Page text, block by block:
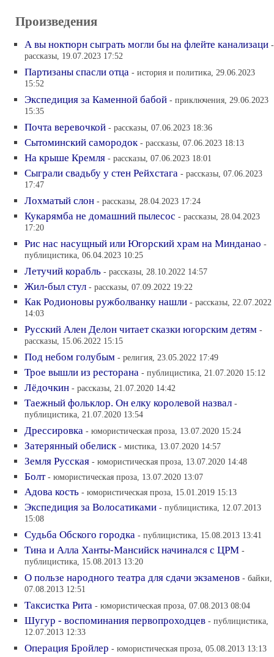
Произведения
А вы ноктюрн сыграть могли бы на флейте канализаци -
рассказы, 19.07.2023 17:52
Партизаны спасли отца - история и политика, 29.06.2023
15:52
Экспедиция за Каменной бабой - приключения, 29.06.2023
15:35
Почта веревочкой - рассказы, 07.06.2023 18:36
Сытоминский самородок - рассказы, 07.06.2023 18:13
На крыше Кремля - рассказы, 07.06.2023 18:01
Сыграли свадьбу у стен Рейхстага - рассказы, 07.06.2023
17:47
Лохматый слон - рассказы, 28.04.2023 17:24
Кукарямба не домашний пылесос - рассказы, 28.04.2023
17:20
Рис нас насущный или Югорский храм на Минданао -
публицистика, 06.04.2023 10:25
Летучий корабль - рассказы, 28.10.2022 14:57
Жил-был стул - рассказы, 07.09.2022 19:22
Как Родионовы ружболванку нашли - рассказы, 22.07.2022
14:03
Русский Ален Делон читает сказки югорским детям -
рассказы, 15.06.2022 15:15
Под небом голубым - религия, 23.05.2022 17:49
Трое вышли из ресторана - публицистика, 21.07.2020 15:12
Лёдочкин - рассказы, 21.07.2020 14:42
Таежный фольклор. Он елку королевой назвал -
публицистика, 21.07.2020 13:54
Дрессировка - юмористическая проза, 13.07.2020 15:24
Затерянный обелиск - мистика, 13.07.2020 14:57
Земля Русская - юмористическая проза, 13.07.2020 14:48
Болт - юмористическая проза, 13.07.2020 13:07
Адова кость - юмористическая проза, 15.01.2019 15:13
Экспедиция за Волосатиками - публицистика, 12.07.2013
15:08
Судьба Обского городка - публицистика, 15.08.2013 13:41
Тина и Алла Ханты-Мансийск начинался с ЦРМ -
публицистика, 15.08.2013 13:20
О пользе народного театра для сдачи экзаменов - байки,
07.08.2013 12:51
Таксистка Рита - юмористическая проза, 07.08.2013 08:04
Шугур - воспоминания первопроходцев - публицистика,
12.07.2013 12:33
Операция Бройлер - юмористическая проза, 05.08.2013 13:13